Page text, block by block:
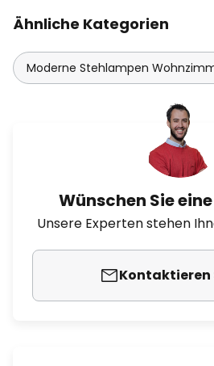
Ähnliche Kategorien
Moderne Stehlampen
Wünschen Sie
Unsere Experten stehen
Kontaktieren